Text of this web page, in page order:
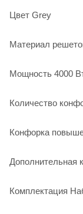
Цвет Grey
Материал
Мощность 4000
Количество
Конфорка
Дополнительная
Комплектация